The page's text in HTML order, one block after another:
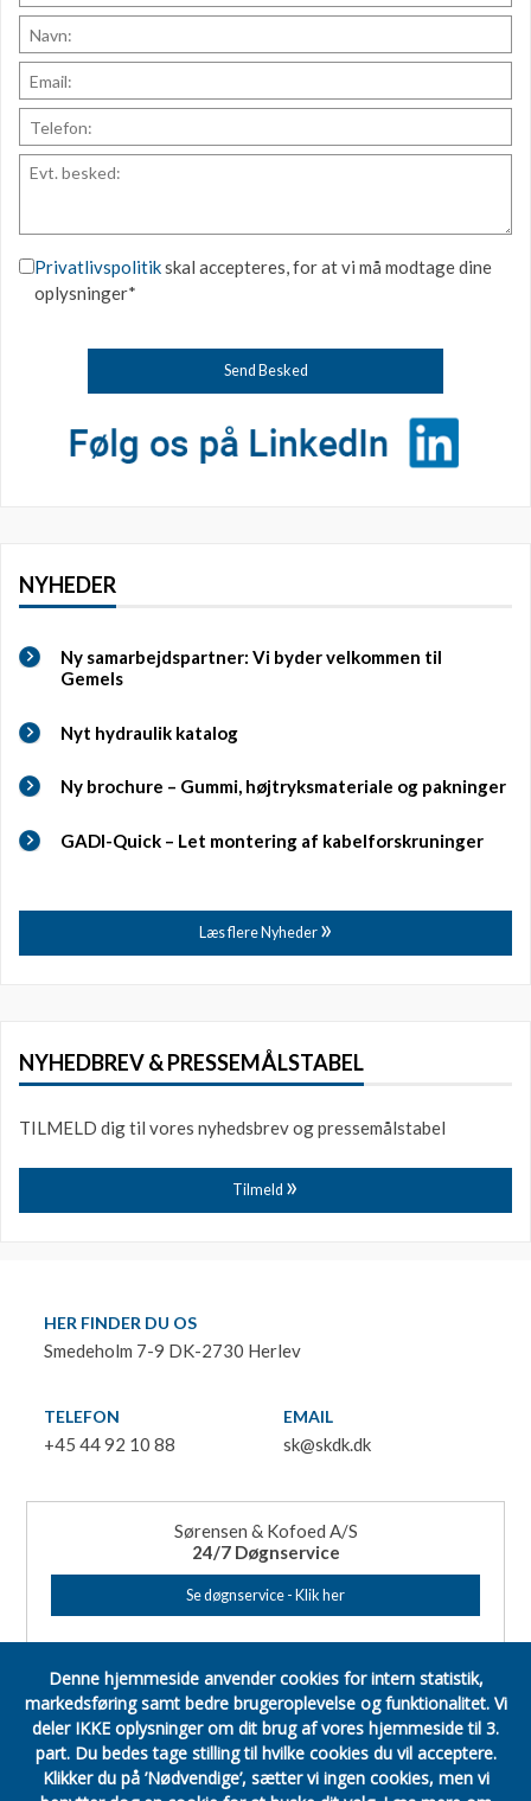
Privatlivspolitikskal accepteres, for at vi må modtage dine
oplysninger*
NYHEDER
Ny samarbejdspartner: Vi byder velkommen til
Gemels
Nyt hydraulik katalog
Ny brochure – Gummi, højtryksmateriale og pakninger
GADI-Quick – Let montering af kabelforskruninger
Læs flere Nyheder
NYHEDBREV & PRESSEMÅLSTABEL
TILMELD dig til vores nyhedsbrev og pressemålstabel
Tilmeld
HER FINDER DU OS
Smedeholm 7-9 DK-2730 Herlev
TELEFON
+45 44 92 10 88
EMAIL
sk@skdk.dk
Sørensen & Kofoed A/S
24/7 Døgnservice
Se døgnservice - Klik her
Denne hjemmeside anvender cookies for intern statistik,
markedsføring samt bedre brugeroplevelse og funktionalitet. Vi
deler IKKE oplysninger om dit brug af vores hjemmeside til 3.
part.Du bedes tage stilling til hvilke cookies du vil acceptere.
Klikker du på ’Nødvendige’, sætter vi ingen cookies, men vi